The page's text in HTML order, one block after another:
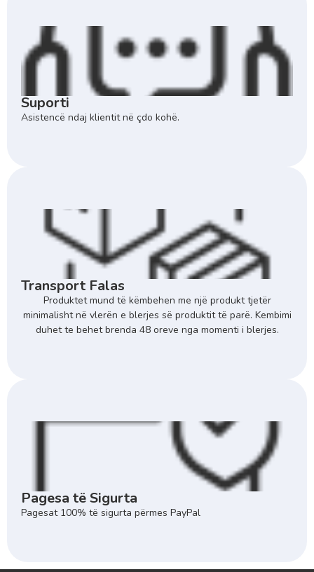
Suporti
Asistencë ndaj klientit në çdo kohë.
Transport Falas
Produktet mund të këmbehen me një produkt tjetër
minimalisht në vlerën e blerjes së produktit të parë. Kembimi
duhet te behet brenda 48 oreve nga momenti i blerjes.
Pagesa të Sigurta
Pagesat 100% të sigurta përmes PayPal